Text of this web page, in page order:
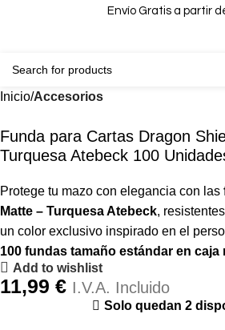
Envío Gratis a partir
Inicio Accesorios
Funda para Cartas Dragon
Turquesa Atebeck 100
Protege tu mazo con elegancia con las
Matte – Turquesa Atebeck,
un color exclusivo inspirado en el
100 fundas tamaño estándar en caja
Add to wishlist
11,99 € I.V.A. Incluido
Solo quedan 2